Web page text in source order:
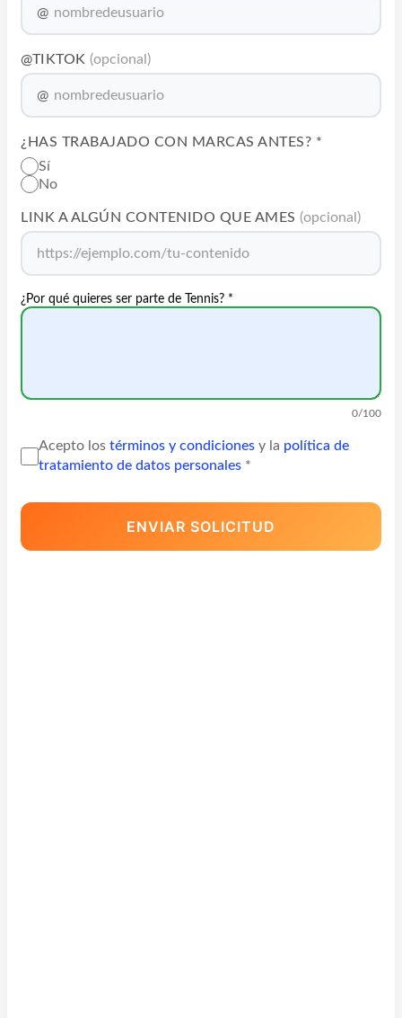
@
@TIKTOK (opcional)
@
¿HAS TRABAJADO CON MARCAS ANTES? *
Sí
No
LINK A ALGÚN CONTENIDO QUE AMES (opcional)
¿Por qué quieres ser parte de Tennis? *
0/100
Acepto los términos y condiciones y la política de
tratamiento de datos personales *
ENVIAR SOLICITUD